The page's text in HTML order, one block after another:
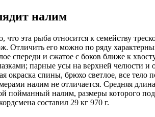
налим
что эта рыба относится к семейству
Отличить его можно по ряду
спереди и сжатое с боков ближе к
парные усы на верхней челюсти и
окраска спины, брюхо светлое, все
налим не отличается. Средняя
пойманный налим, размеры которого
составил 29 кг 970 г.